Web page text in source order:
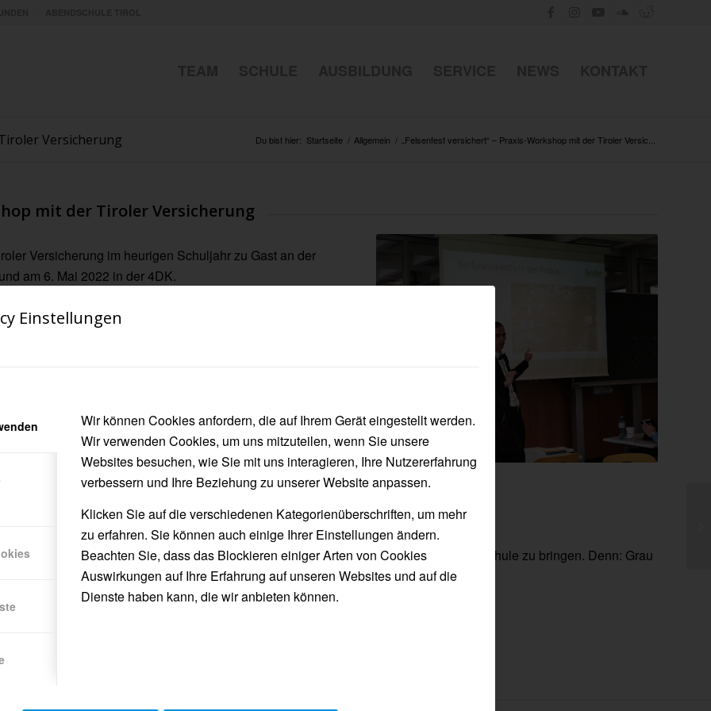
Einstellungen
Wir können Cookies anfordern, die auf Ihrem Gerät eingestellt werden.
Wir verwenden Cookies, um uns mitzuteilen, wenn Sie unsere
Websites besuchen, wie Sie mit uns interagieren, Ihre Nutzererfahrung
verbessern und Ihre Beziehung zu unserer Website anpassen.
Klicken Sie auf die verschiedenen Kategorienüberschriften, um mehr
zu erfahren. Sie können auch einige Ihrer Einstellungen ändern.
Beachten Sie, dass das Blockieren einiger Arten von Cookies
Auswirkungen auf Ihre Erfahrung auf unseren Websites und auf die
Dienste haben kann, die wir anbieten können.
Versicherung Du bist hier: Startseite / Allgemein / „Felsenfest versichert“ – Praxis-Workshop mit der Tiroler Versic...
mit der Tiroler Versicherung
Versicherung im heurigen Schuljahr zu Gast an der
am 6. Mai 2022 in der 4DK.
und Schülern spannende Einblicke in
Versicherungen, Versicherungssparten,
Versicherung als bedeutender regionaler
Schülerfragen ein und sorgte durch praktische
der Workshops. Er genoss es sichtlich, als
Versicherung, speziell bei Herrn Siegmund, für die Bereitschaft, Praxis in die Schule zu bringen. Denn: Grau